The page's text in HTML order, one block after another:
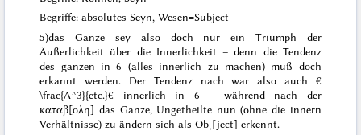
Begriffe: absolutes Seyn, Wesen=Subject
5)das Ganze sey also doch nur ein Triumph der
Äußerlichkeit über die Innerlichkeit – denn dieTendenz
des ganzen in 6 (alles innerlich zu machen) muß doch
erkannt werden. Der Tendenz nach war also auch €
\frac{A^3}{etc.}€ innerlich in 6 – während nach der
καταβ[ολη] das Ganze, Ungetheilte nun (ohne die innern
Verhältnisse) zu ändern sich als Ob˖[ject] erkennt.